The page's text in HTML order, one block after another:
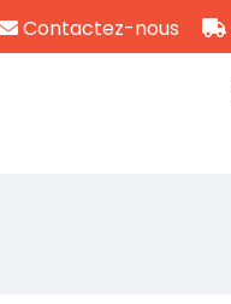
Contactez-nous